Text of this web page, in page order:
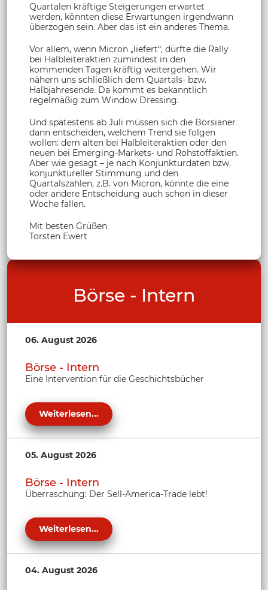
Quartalen kräftige Steigerungen erwartet
werden, könnten diese Erwartungen irgendwann
überzogen sein. Aber das ist ein anderes Thema.
Vor allem, wenn Micron „liefert“, dürfte die Rally
bei Halbleiteraktien zumindest in den
kommenden Tagen kräftig weitergehen. Wir
nähern uns schließlich dem Quartals- bzw.
Halbjahresende. Da kommt es bekanntlich
regelmäßig zum Window Dressing.
Und spätestens ab Juli müssen sich die Börsianer
dann entscheiden, welchem Trend sie folgen
wollen: dem alten bei Halbleiteraktien oder den
neuen bei Emerging-Markets- und Rohstoffaktien.
Aber wie gesagt – je nach Konjunkturdaten bzw.
konjunktureller Stimmung und den
Quartalszahlen, z.B. von Micron, könnte die eine
oder andere Entscheidung auch schon in dieser
Woche fallen.
Mit besten Grüßen
Torsten Ewert
Börse - Intern
06. August 2026
Börse - Intern
Eine Intervention für die Geschichtsbücher
Weiterlesen...
05. August 2026
Börse - Intern
Überraschung: Der Sell-America-Trade lebt!
Weiterlesen...
04. August 2026